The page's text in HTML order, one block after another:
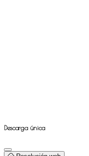
Descarga única